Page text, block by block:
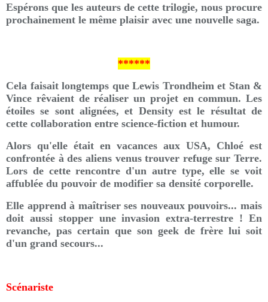
Espérons que les auteurs de cette trilogie, nous procure
prochainement le même plaisir avec une nouvelle saga.
******
Cela faisait longtemps que Lewis Trondheim et Stan &
Vince rêvaient de réaliser un projet en commun. Les
étoiles se sont alignées, et Density est le résultat de
cette collaboration entre science-fiction et humour.
Alors qu'elle était en vacances aux USA, Chloé est
confrontée à des aliens venus trouver refuge sur Terre.
Lors de cette rencontre d'un autre type, elle se voit
affublée du pouvoir de modifier sa densité corporelle.
Elle apprend à maîtriser ses nouveaux pouvoirs... mais
doit aussi stopper une invasion extra-terrestre ! En
revanche, pas certain que son geek de frère lui soit
d'un grand secours...
Scénariste